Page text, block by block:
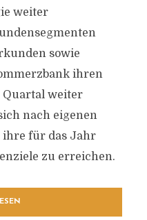
weiter
sowie
ihren
weiter
nach eigenen
ihre für das Jahr
zu erreichen.